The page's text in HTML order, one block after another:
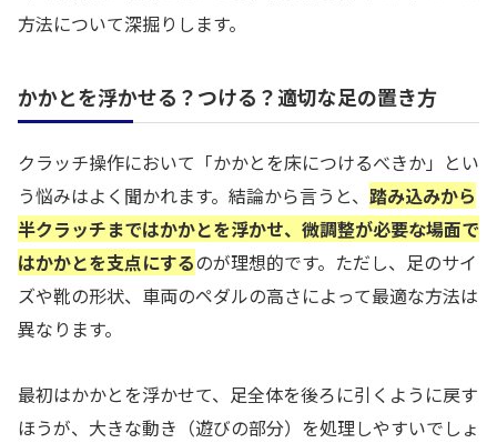
方法について深掘りします。
かかとを浮かせる？つける？適切な足の置き方
クラッチ操作において「かかとを床につけるべきか」とい
う悩みはよく聞かれます。結論から言うと、 踏み込みから
半クラッチまではかかとを浮かせ、微調整が必要な場面で
はかかとを支点にするのが理想的です。ただし、足のサイ
ズや靴の形状、車両のペダルの高さによって最適な方法は
異なります。
最初はかかとを浮かせて、足全体を後ろに引くように戻す
ほうが、大きな動き（遊びの部分）を処理しやすいでしょ